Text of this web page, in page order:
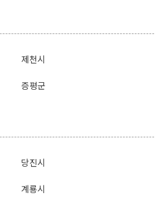
제천시
증평군
당진시
계룡시